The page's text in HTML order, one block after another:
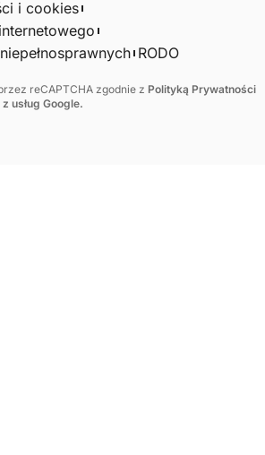
i cookies
RODO
reCAPTCHA zgodnie z Polityką Prywatności
usług Google.